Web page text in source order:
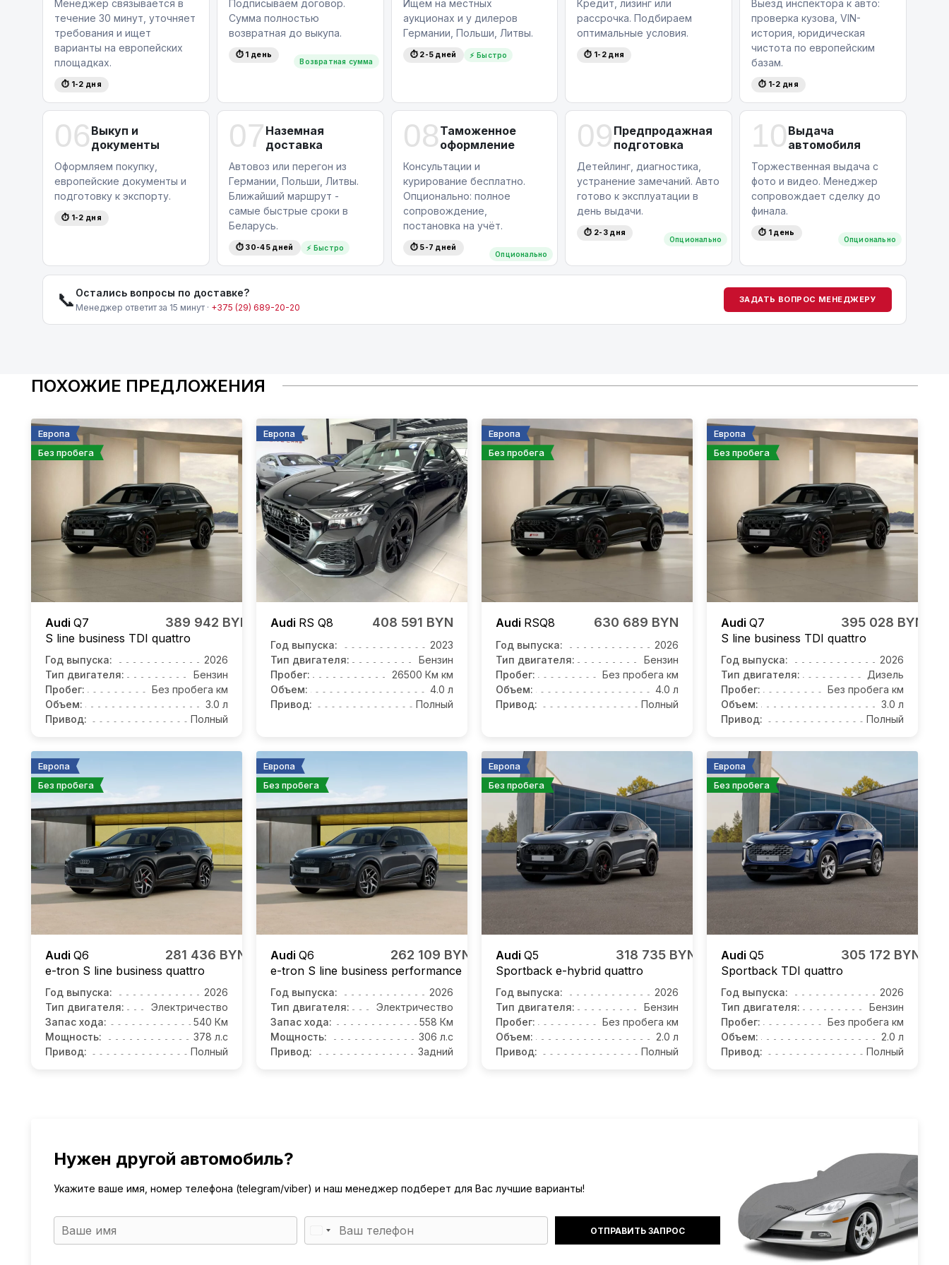
программой лизингана новые автомобили, которая сделает покупку этого
роскошного внедорожника еще более доступной.
Хотите узнать больше об этом автомобиле или записаться на тест-драйв? Звоните
по номеру
— мы с удовольствием ответим на все ваши
вопросы!
Менеджер связывается в
течение 30 минут, уточняет
требования и ищет
варианты на европейских
площадках.
⏱ 1-2 дня
Возвратная сумма
Подписываем договор.
Сумма полностью
возвратная до выкупа.
⏱ 1 день
Ищем на местных
аукционах и у дилеров
Германии, Польши, Литвы.
⏱ 2-5 дней ⚡ Быстро
Кредит, лизинг или
рассрочка. Подбираем
оптимальные условия.
⏱ 1-2 дня
Выезд инспектора к авто:
проверка кузова, VIN-
история, юридическая
чистота по европейским
базам.
⏱ 1-2 дня
06 Выкуп и
документы
Оформляем покупку,
европейские документы и
подготовку к экспорту.
⏱ 1-2 дня
07 Наземная
доставка
Автовоз или перегон из
Германии, Польши, Литвы.
Ближайший маршрут -
самые быстрые сроки в
Беларусь.
⏱ 30-45 дней ⚡ Быстро
08 Таможенное
оформление
Опционально
Консультации и
курирование бесплатно.
Опционально: полное
сопровождение,
постановка на учёт.
⏱ 5-7 дней
09 Предпродажная
подготовка
Опционально
Детейлинг, диагностика,
устранение замечаний. Авто
готово к эксплуатации в
день выдачи.
⏱ 2-3 дня
10 Выдача
автомобиля
Опционально
Торжественная выдача с
фото и видео. Менеджер
сопровождает сделку до
финала.
⏱ 1 день
📞 Остались вопросы по доставке?
Менеджер ответит за 15 минут · +375 (29) 689-20-20
ЗАДАТЬ ВОПРОС МЕНЕДЖЕРУ
ПОХОЖИЕ ПРЕДЛОЖЕНИЯ
Европа
Без пробега
Audi Q7
S line business TDI quattro
389 942 BYN
Год выпуска:
2026
Тип двигателя:
Бензин
Пробег:
Без пробега км
Объем:
3.0 л
Привод:
Полный
Европа
Audi RS Q8 408 591 BYN
Год выпуска:
2023
Тип двигателя:
Бензин
Пробег:
26500 Км км
Объем:
4.0 л
Привод:
Полный
Европа
Без пробега
Audi RSQ8 630 689 BYN
Год выпуска:
2026
Тип двигателя:
Бензин
Пробег:
Без пробега км
Объем:
4.0 л
Привод:
Полный
Европа
Без пробега
Audi Q7
S line business TDI quattro
395 028 BYN
Год выпуска:
2026
Тип двигателя:
Дизель
Пробег:
Без пробега км
Объем:
3.0 л
Привод:
Полный
Европа
Без пробега
Audi Q6
e-tron S line business quattro
281 436 BYN
Год выпуска:
2026
Тип двигателя:
Электричество
Запас хода:
540 Км
Мощность:
378 л.с
Привод:
Полный
Европа
Без пробега
Audi Q6
e-tron S line business performance
262 109 BYN
Год выпуска:
2026
Тип двигателя:
Электричество
Запас хода:
558 Км
Мощность:
306 л.с
Привод:
Задний
Европа
Без пробега
Audi Q5
Sportback e-hybrid quattro
318 735 BYN
Год выпуска:
2026
Тип двигателя:
Бензин
Пробег:
Без пробега км
Объем:
2.0 л
Привод:
Полный
Европа
Без пробега
Audi Q5
Sportback TDI quattro
305 172 BYN
Год выпуска:
2026
Тип двигателя:
Бензин
Пробег:
Без пробега км
Объем:
2.0 л
Привод:
Полный
Нужен другой автомобиль?
Укажите ваше имя, номер телефона (telegram/viber) и наш менеджер подберет для Вас лучшие варианты!